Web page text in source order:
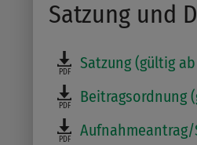
Satzung und
PDF Satzung (gültig
PDF Beitragsordnung
PDF Aufnahmeantrag/